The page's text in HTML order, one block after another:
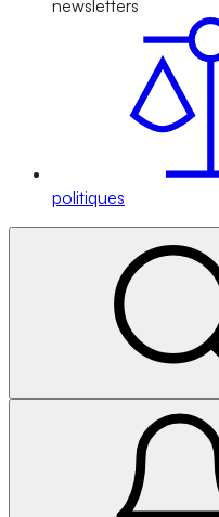
newsletters
politiques